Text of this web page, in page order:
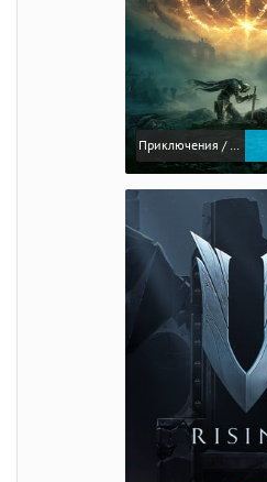
Приключения / Экшен / Ролевые